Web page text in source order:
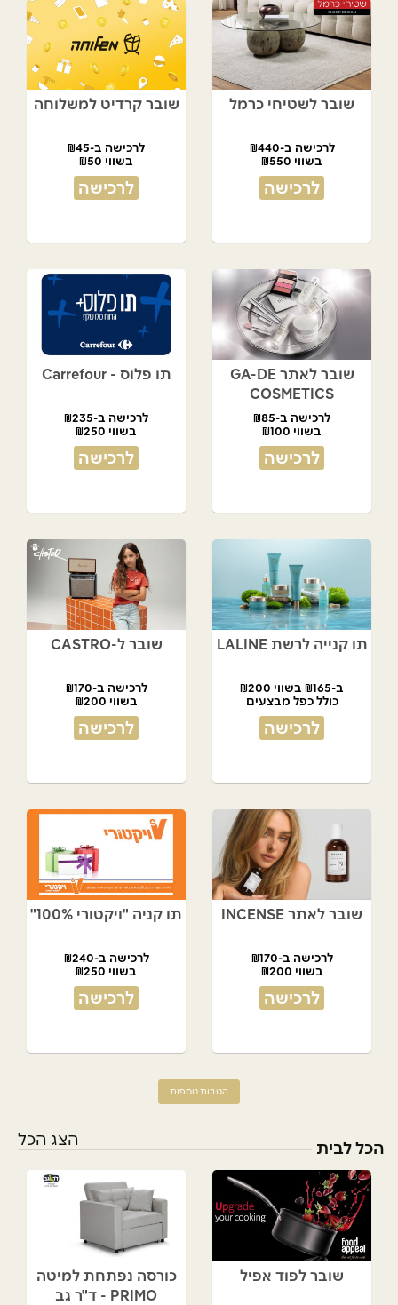
שובר לשטיחי כרמל
לרכישה ב-₪440
בשווי ₪550
לרכישה
שובר קרדיט למשלוחה
לרכישה ב-₪45
בשווי ₪50
לרכישה
שובר לאתר GA-DE
COSMETICS
לרכישה ב-₪85
בשווי ₪100
לרכישה
תו פלוס - Carrefour
לרכישה ב-₪235
בשווי ₪250
לרכישה
תו קנייה לרשת LALINE
ב-₪165 בשווי ₪200
כולל כפל מבצעים
לרכישה
שובר ל-CASTRO
לרכישה ב-₪170
בשווי ₪200
לרכישה
שובר לאתר INCENSE
לרכישה ב-₪170
בשווי ₪200
לרכישה
תו קניה "ויקטורי 100%"
לרכישה ב-₪240
בשווי ₪250
לרכישה
הטבות נוספות
הכל לבית הצג הכל
שובר לפוד אפיל
כורסה נפתחת למיטה
PRIMO - ד"ר גב